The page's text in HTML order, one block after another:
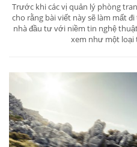
Trước khi các vị quản lý phòng
cho rằng bài viết này sẽ làm mất
nhà đầu tư với niềm tin nghệ
xem như một loại